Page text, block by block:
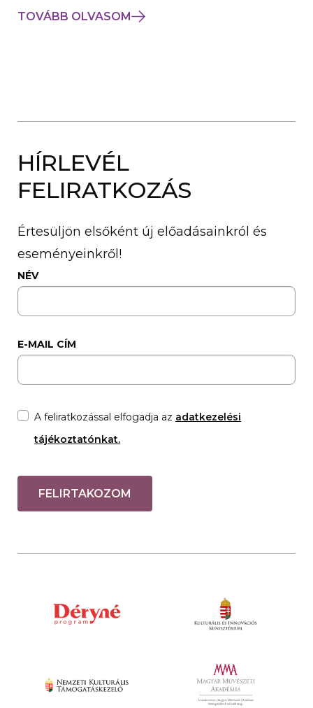
TOVÁBB OLVASOM
HÍRLEVÉL
FELIRATKOZÁS
Értesüljön elsőként új előadásainkról és
eseményeinkről!
NÉV
E-MAIL CÍM
A feliratkozással elfogadja az adatkezelési
tájékoztatónkat.
FELIRTAKOZOM